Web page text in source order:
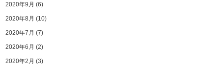
2020年9月 (6)
2020年8月 (10)
2020年7月 (7)
2020年6月 (2)
2020年2月 (3)